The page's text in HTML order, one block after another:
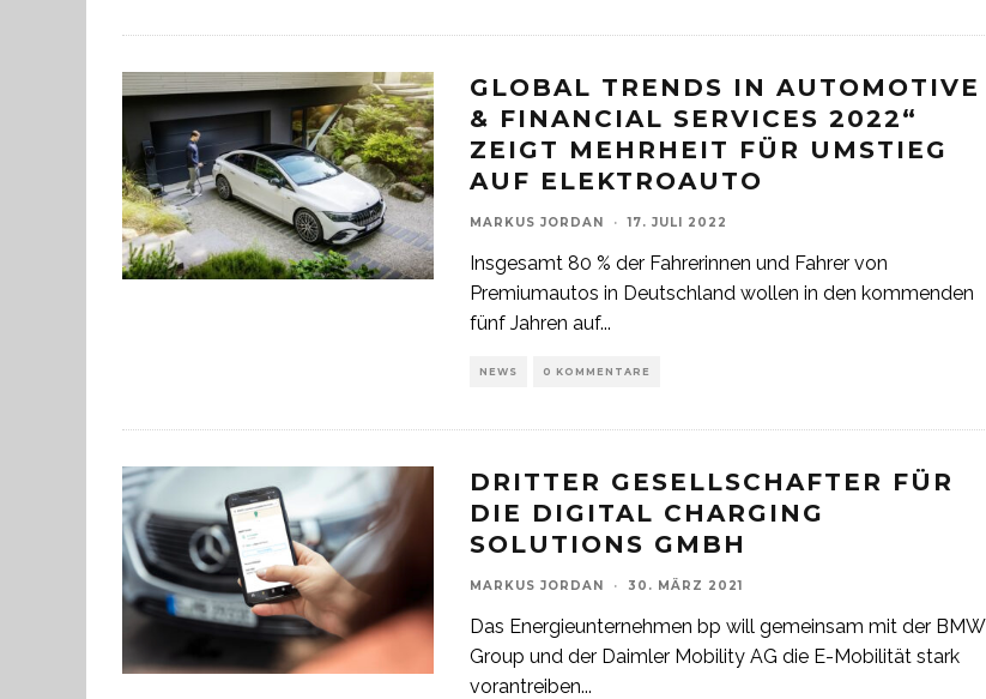
GLOBAL TRENDS IN AUTOMOTIVE
& FINANCIAL SERVICES 2022“
ZEIGT MEHRHEIT FÜR UMSTIEG
AUF ELEKTROAUTO
MARKUS JORDAN · 17. JULI 2022
Insgesamt 80 % der Fahrerinnen und Fahrer von
Premiumautos in Deutschland wollen in den kommenden
fünf Jahren auf...
NEWS 0 KOMMENTARE
DRITTER GESELLSCHAFTER FÜR
DIE DIGITAL CHARGING
SOLUTIONS GMBH
MARKUS JORDAN · 30. MÄRZ 2021
Das Energieunternehmen bp will gemeinsam mit der BMW
Group und der Daimler Mobility AG die E-Mobilität stark
vorantreiben...